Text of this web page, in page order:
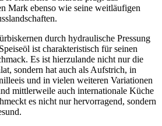
Mark ebenso wie seine weitläufigen
durch hydraulische Pressung
ist charakteristisch für seinen
Es ist hierzulande nicht nur die
sondern hat auch als Aufstrich, in
und in vielen weiteren Variationen
mittlerweile auch internationale Küche
es nicht nur hervorragend, sondern